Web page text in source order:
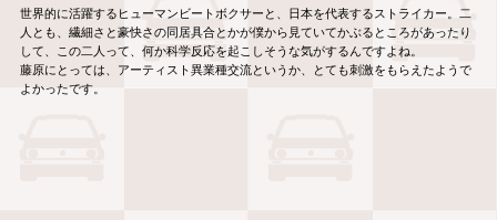
世界的に活躍するヒューマンビートボクサーと、日本を代表するストライカー。二
人とも、繊細さと豪快さの同居具合とかが僕から見ていてかぶるところがあったり
して、この二人って、何か科学反応を起こしそうな気がするんですよね。
藤原にとっては、アーティスト異業種交流というか、とても刺激をもらえたようで
よかったです。